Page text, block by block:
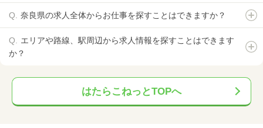
奈良県の求人全体からお仕事を探すことはできますか？
エリアや路線、駅周辺から求人情報を探すことはできます
か？
はたらこねっとTOPへ